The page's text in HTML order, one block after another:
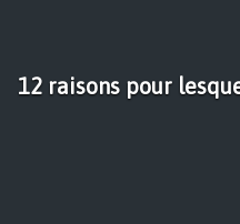
12 raisons pour